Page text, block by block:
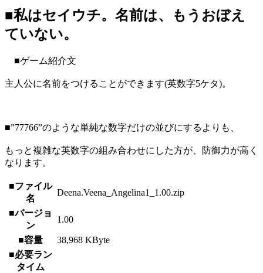
■私はセイウチ。名前は、もうおぼえ
ていない。
■ゲーム紹介文
主人公に名前をつけることができます(英数字5ケタ)。
■”77766”のような単純な数字だけの並びにするよりも、
もっと複雑な英数字の組み合わせにした方が、防御力が高く
なります。
■ファイル
名
Deena.Veena_Angelina1_1.00.zip
■バージョ
ン
1.00
■容量
38,968 KByte
■必要ラン
タイム